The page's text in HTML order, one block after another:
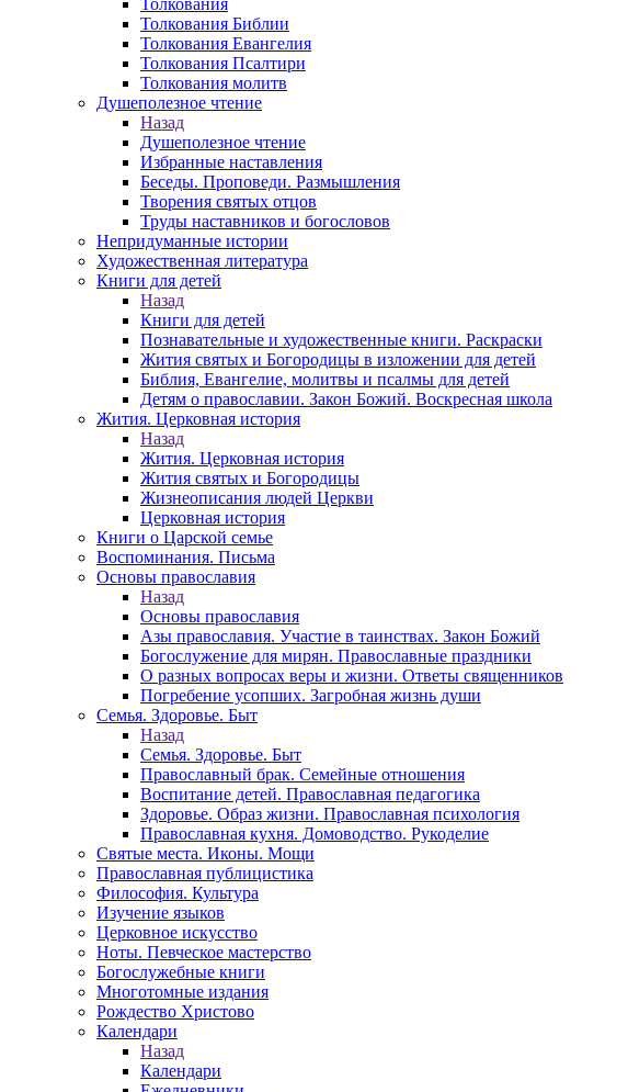
Толкования
Толкования Библии
Толкования Евангелия
Толкования Псалтири
Толкования молитв
Душеполезное чтение
Назад
Душеполезное чтение
Избранные наставления
Беседы. Проповеди. Размышления
Творения святых отцов
Труды наставников и богословов
Непридуманные истории
Художественная литература
Книги для детей
Назад
Книги для детей
Познавательные и художественные книги. Раскраски
Жития святых и Богородицы в изложении для детей
Библия, Евангелие, молитвы и псалмы для детей
Детям о православии. Закон Божий. Воскресная школа
Жития. Церковная история
Назад
Жития. Церковная история
Жития святых и Богородицы
Жизнеописания людей Церкви
Церковная история
Книги о Царской семье
Воспоминания. Письма
Основы православия
Назад
Основы православия
Азы православия. Участие в таинствах. Закон Божий
Богослужение для мирян. Православные праздники
О разных вопросах веры и жизни. Ответы священников
Погребение усопших. Загробная жизнь души
Семья. Здоровье. Быт
Назад
Семья. Здоровье. Быт
Православный брак. Семейные отношения
Воспитание детей. Православная педагогика
Здоровье. Образ жизни. Православная психология
Православная кухня. Домоводство. Рукоделие
Святые места. Иконы. Мощи
Православная публицистика
Философия. Культура
Изучение языков
Церковное искусство
Ноты. Певческое мастерство
Богослужебные книги
Многотомные издания
Рождество Христово
Календари
Назад
Календари